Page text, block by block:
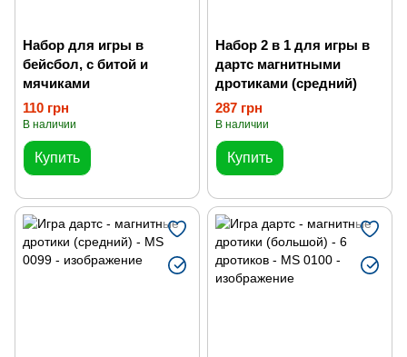
Набор для игры в
бейсбол, с битой и
мячиками
110 грн
В наличии
Купить
Набор 2 в 1 для игры в
дартс магнитными
дротиками (средний)
287 грн
В наличии
Купить